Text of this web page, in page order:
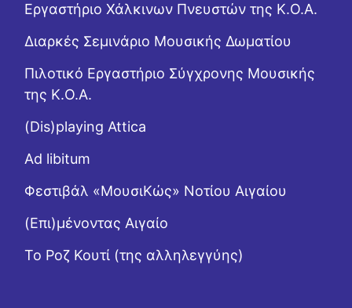
Εργαστήριo Χάλκινων Πνευστών της Κ.Ο.Α.
Διαρκές Σεμινάριο Μουσικής Δωματίου
Πιλοτικό Εργαστήριο Σύγχρονης Μουσικής
της Κ.Ο.Α.
(Dis)playing Attica
Ad libitum
Φεστιβάλ «ΜουσιΚώς» Νοτίου Αιγαίου
(Επι)μένοντας Αιγαίο
Το Ροζ Κουτί (της αλληλεγγύης)